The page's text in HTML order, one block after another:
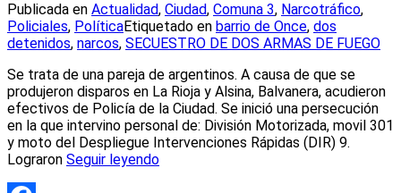
Publicada en Actualidad, Ciudad, Comuna 3, Narcotráfico,
Policiales, PolíticaEtiquetado en barrio de Once, dos
detenidos, narcos, SECUESTRO DE DOS ARMAS DE FUEGO
Se trata de una pareja de argentinos. A causa de que se
produjeron disparos en La Rioja y Alsina, Balvanera, acudieron
efectivos de Policía de la Ciudad. Se inició una persecución
en la que intervino personal de: División Motorizada, movil 301
y moto del Despliegue Intervenciones Rápidas (DIR) 9.
Lograron Seguir leyendo